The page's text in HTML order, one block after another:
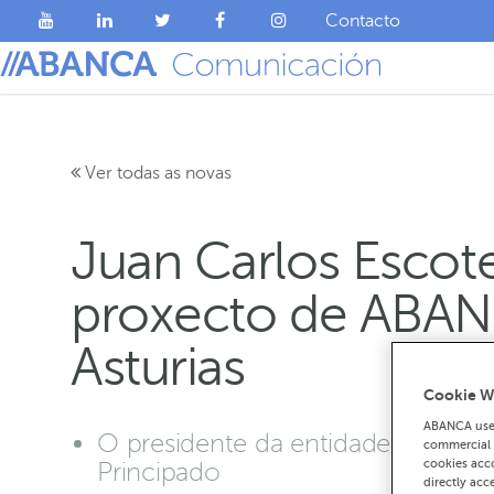
Contacto
Ver todas as novas
Juan Carlos
proxecto de
Asturias
O presidente da entidade
Principado
Cookie
ABANCA
cookies
directly